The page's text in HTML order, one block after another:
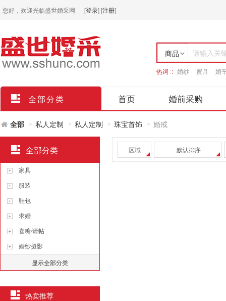
您好，欢迎光临盛世婚采网 [登录][注册]
商品
店铺
请输入关
热词 : 婚纱 蜜月 婚
全部分类 首页 婚前采购
全部 > 私人定制 > 私人定制 > 珠宝首饰 > 婚戒
区域 默认排序
全部分类
家具
服装
鞋包
求婚
喜糖/请帖
婚纱摄影
显示全部分类
热卖推荐